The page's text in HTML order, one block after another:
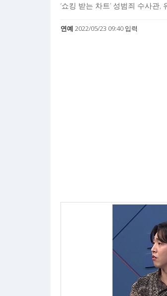
‘쇼킹 받는 차트’ 성범죄 수사관,
연예 2022/05/23 09:40 입력